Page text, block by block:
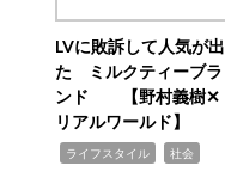
LVに敗訴して人気が出
た ミルクティーブラ
ンド 【野村義樹✕
リアルワールド】
ライフスタイル 社会